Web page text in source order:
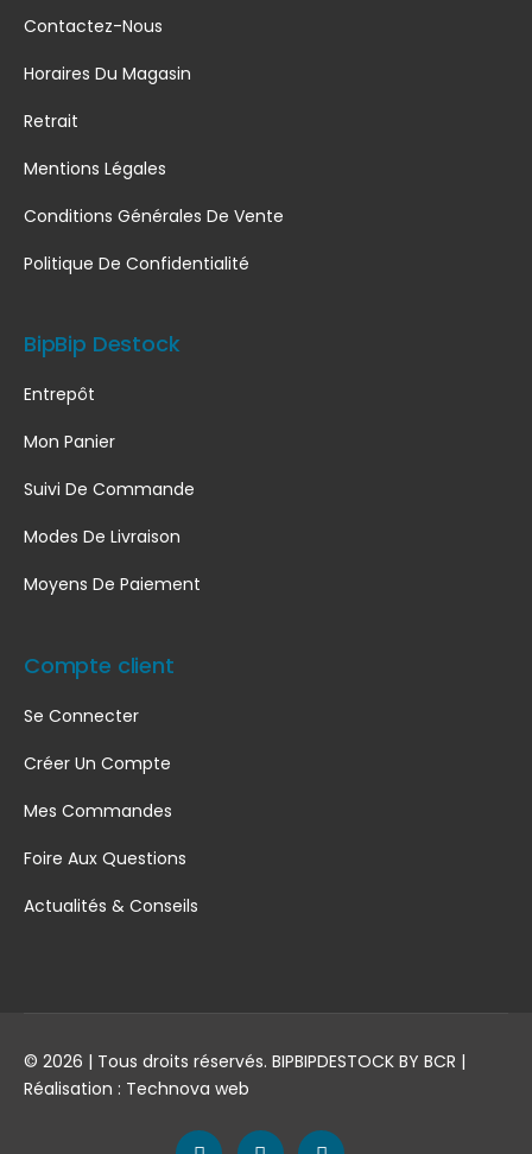
Contactez-Nous
Horaires Du Magasin
Retrait
Mentions Légales
Conditions Générales De Vente
Politique De Confidentialité
BipBip Destock
Entrepôt
Mon Panier
Suivi De Commande
Modes De Livraison
Moyens De Paiement
Compte client
Se Connecter
Créer Un Compte
Mes Commandes
Foire Aux Questions
Actualités & Conseils
© 2026 | Tous droits réservés. BIPBIPDESTOCK BY BCR |
Réalisation : Technova web